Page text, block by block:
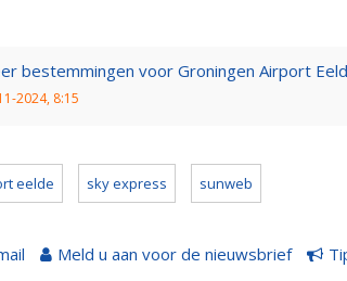
bestemmingen voor Groningen Airport
2024, 8:15
eelde sky express sunweb
Meld u aan voor de nieuwsbrief